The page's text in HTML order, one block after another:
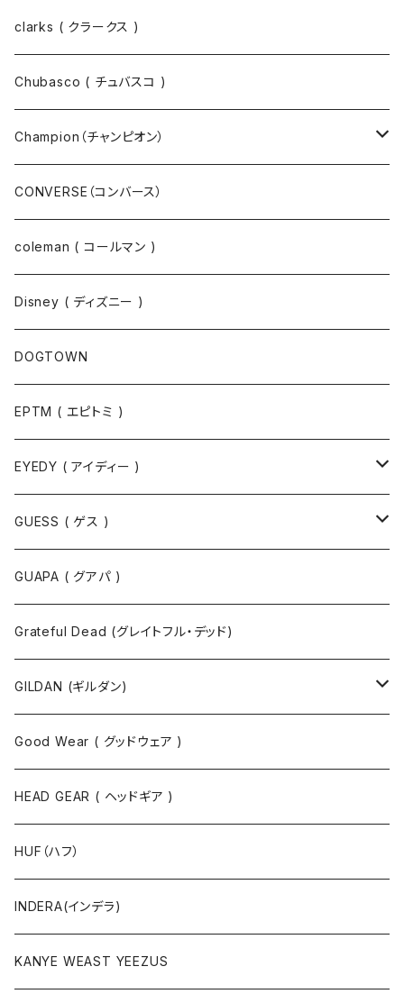
スウェット
パーカー
ニット
ジャケット
コート
ポロシャツ
パンツ
ジャケット
パーカー
clarks ( クラークス )
Chubasco ( チュバスコ )
Champion（チャンピオン）
スウェットパンツ
パーカー
スウェット
Tシャツ
CONVERSE（コンバース）
coleman ( コールマン )
Disney ( ディズニー )
DOGTOWN
EPTM ( エピトミ )
EYEDY ( アイディー )
Tシャツ
半袖Tシャツ
長袖Tシャツ
ポロシャツ
シャツ
スウェット
パーカ
ジャケット
ニット
ボトムス
セットアップ
GUESS ( ゲス )
ジャケット
GUAPA ( グアパ )
Grateful Dead (グレイトフル・デッド)
GILDAN (ギルダン)
ソックス
Good Wear ( グッドウェア )
HEAD GEAR ( ヘッドギア )
HUF（ハフ）
INDERA(インデラ)
KANYE WEAST YEEZUS